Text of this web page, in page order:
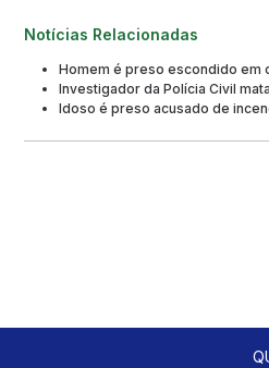
Notícias Relacionadas
Homem é preso escondido em
Investigador da Polícia Civil
Idoso é preso acusado de